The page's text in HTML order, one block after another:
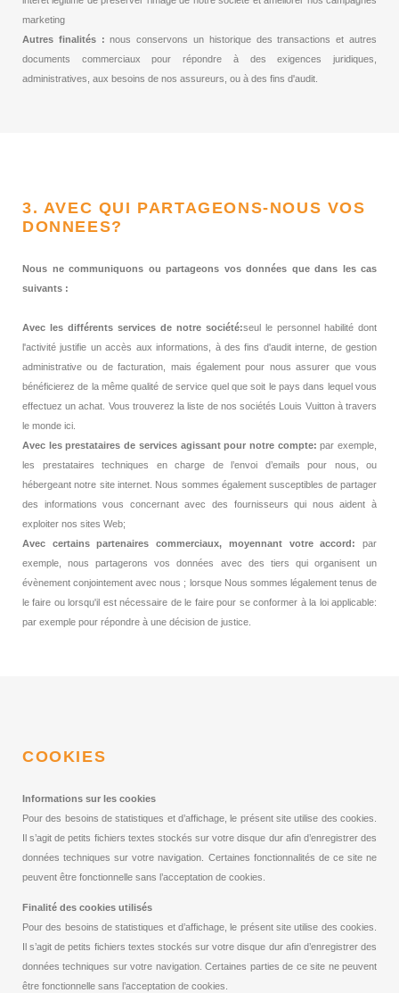
marketing
Autres finalités : nous conservons un historique des transactions et autres
documents commerciaux pour répondre à des exigences juridiques,
administratives, aux besoins de nos assureurs, ou à des fins d'audit.
3. AVEC QUI PARTAGEONS-NOUS VOS
DONNEES?
Nous ne communiquons ou partageons vos données que dans les cas
suivants :
Avec les différents services de notre société:seul le personnel habilité dont
l'activité justifie un accès aux informations, à des fins d'audit interne, de gestion
administrative ou de facturation, mais également pour nous assurer que vous
bénéficierez de la même qualité de service quel que soit le pays dans lequel vous
effectuez un achat. Vous trouverez la liste de nos sociétés Louis Vuitton à travers
le monde ici.
Avec les prestataires de services agissant pour notre compte: par exemple,
les prestataires techniques en charge de l’envoi d’emails pour nous, ou
hébergeant notre site internet. Nous sommes également susceptibles de partager
des informations vous concernant avec des fournisseurs qui nous aident à
exploiter nos sites Web;
Avec certains partenaires commerciaux, moyennant votre accord:
par
exemple, nous partagerons vos données avec des tiers qui organisent un
évènement conjointement avec nous ; lorsque Nous sommes légalement tenus de
le faire ou lorsqu'il est nécessaire de le faire pour se conformer à la loi applicable:
par exemple pour répondre à une décision de justice.
COOKIES
Informations sur les cookies
Pour des besoins de statistiques et d’affichage, le présent site utilise des cookies.
Il s’agit de petits fichiers textes stockés sur votre disque dur afin d’enregistrer des
données techniques sur votre navigation. Certaines fonctionnalités de ce site ne
peuvent être fonctionnelle sans l’acceptation de cookies.
Finalité des cookies utilisés
Pour des besoins de statistiques et d’affichage, le présent site utilise des cookies.
Il s’agit de petits fichiers textes stockés sur votre disque dur afin d’enregistrer des
données techniques sur votre navigation. Certaines parties de ce site ne peuvent
être fonctionnelle sans l’acceptation de cookies.